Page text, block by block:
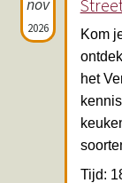
2026
Kom
het
Tijd: